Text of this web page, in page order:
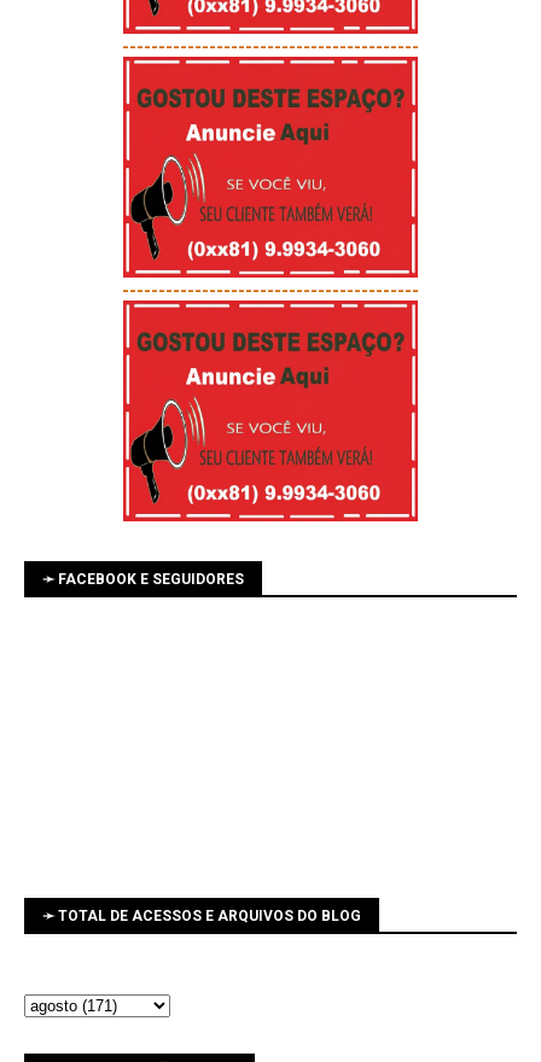
-----------------------------------------
-----------------------------------------
➛ FACEBOOK E SEGUIDORES
➛ TOTAL DE ACESSOS E ARQUIVOS DO BLOG